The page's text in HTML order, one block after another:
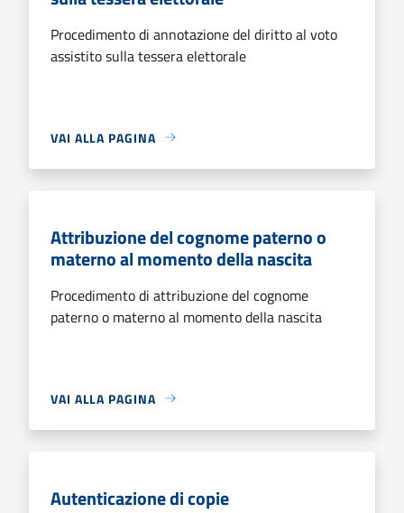
Procedimento di annotazione del diritto al voto
assistito sulla tessera elettorale
VAI ALLA PAGINA
Attribuzione del cognome paterno o
materno al momento della nascita
Procedimento di attribuzione del cognome
paterno o materno al momento della nascita
VAI ALLA PAGINA
Autenticazione di copie